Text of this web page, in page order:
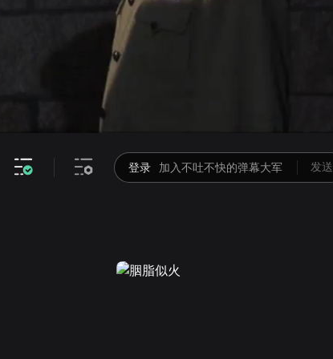
倍速
对比度
登录 加入不吐不快的弹幕大军 发送